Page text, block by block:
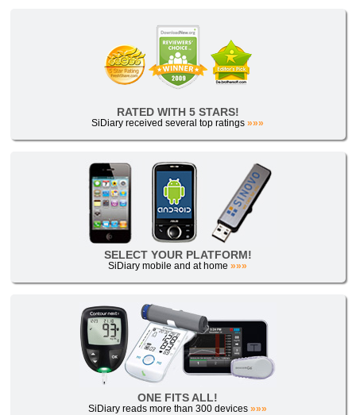
RATED WITH 5 STARS!
SiDiary received several top ratings»»»
SELECT YOUR PLATFORM!
SiDiary mobile and at home»»»
ONE FITS ALL!
SiDiary reads more than 300 devices»»»